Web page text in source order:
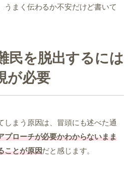
うまく伝わるか不安だけど書いて
民を脱出するには
が必要
しまう原因は、冒頭にも述べた通
プローチが必要かわからないまま
ことが原因だと感じます。